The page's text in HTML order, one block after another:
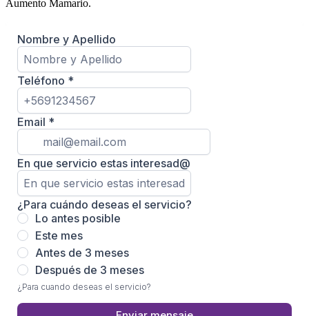
Aumento Mamario.